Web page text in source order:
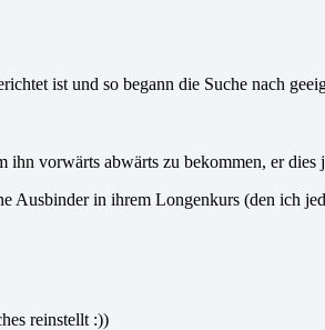
ist und so begann die Suche nach
vorwärts abwärts zu bekommen, er dies
Ausbinder in ihrem Longenkurs (den ich
reinstellt :))